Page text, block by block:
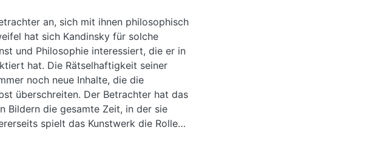
an, sich mit ihnen philosophisch
hat sich Kandinsky für solche
und Philosophie interessiert, die er in
hat. Die Rätselhaftigkeit seiner
noch neue Inhalte, die die
überschreiten. Der Betrachter hat das
Bildern die gesamte Zeit, in der sie
spielt das Kunstwerk die Rolle
Kalligraphie in seiner Kunst auf